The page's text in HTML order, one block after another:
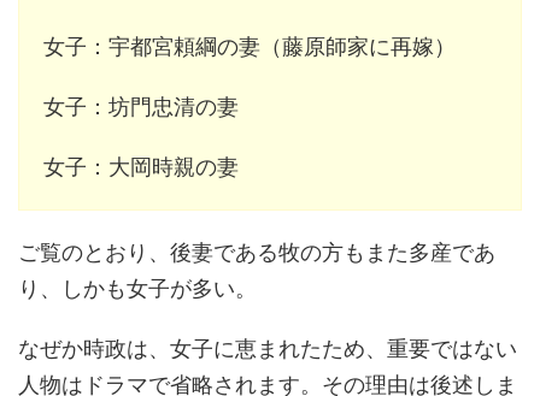
女子：宇都宮頼綱の妻（藤原師家に再嫁）
女子：坊門忠清の妻
女子：大岡時親の妻
ご覧のとおり、後妻である牧の方もまた多産であ
り、しかも女子が多い。
なぜか時政は、女子に恵まれたため、重要ではない
人物はドラマで省略されます。その理由は後述しま